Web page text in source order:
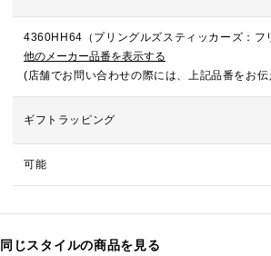
4360HH64（プリングルズスティッカーズ：フ
他のメーカー品番を表示する
(店舗でお問い合わせの際には、上記品番をお
ギフトラッピング
可能
同じスタイルの商品を見る